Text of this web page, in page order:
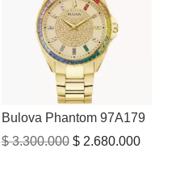
Bulova Phantom 97A179
$3.300.000 El
$2.680.000El